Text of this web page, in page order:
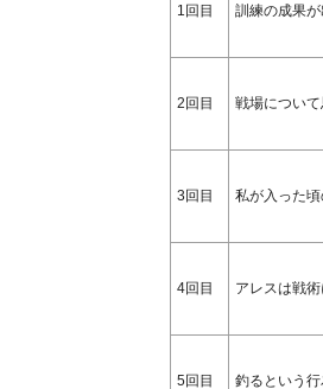
1回目 訓練の成果
2回目 戦場につい
3回目 私が入った
4回目 アレスは戦
5回目 釣るという